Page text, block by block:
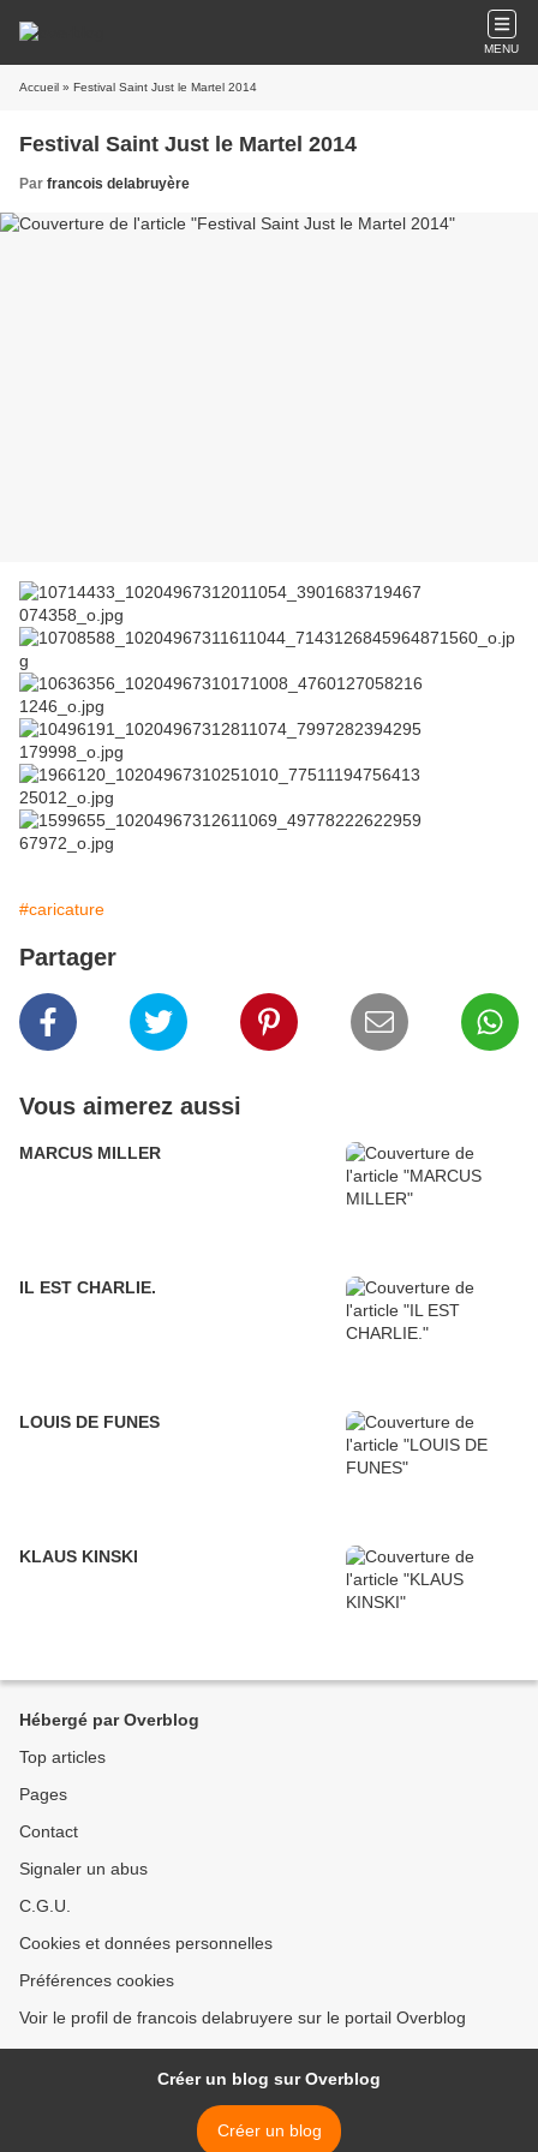
MENU
Accueil » Festival Saint Just le Martel 2014
Festival Saint Just le Martel 2014
Par francois delabruyère
#caricature
Partager
Vous aimerez aussi
MARCUS MILLER
IL EST CHARLIE.
LOUIS DE FUNES
KLAUS KINSKI
Hébergé par Overblog
Top articles
Pages
Contact
Signaler un abus
C.G.U.
Cookies et données personnelles
Préférences cookies
Voir le profil de francois delabruyere sur le portail Overblog
Créer un blog sur Overblog
Créer un blog